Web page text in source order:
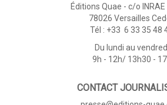
Éditions Quae - c/o INRAE
78026 Versailles
Tél : +33 6 33 35 48
Du lundi au
9h - 12h/ 13h30 -
CONTACT